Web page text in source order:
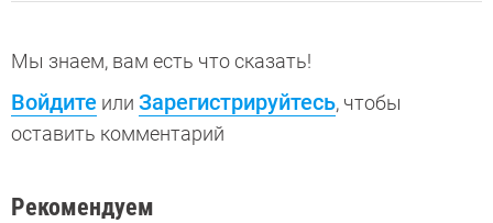
Мы знаем, вам есть что сказать!
Войдите или Зарегистрируйтесь, чтобы
оставить комментарий
Рекомендуем